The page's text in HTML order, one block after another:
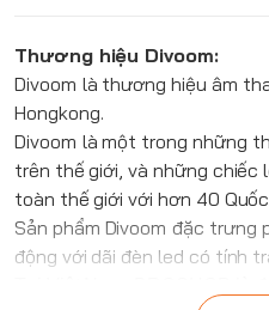
Thương hiệu Divoom:
Divoom là thương hiệu âm
Hongkong.
Divoom là một trong những
trên thế giới, và những chiếc
toàn thế giới với hơn 40
Sản phẩm Divoom đặc trưng
động với dãi đèn led có tính